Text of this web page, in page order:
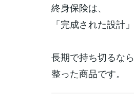
終身保険は、
「完成された設計」
長期で持ち切るなら
整った商品です。